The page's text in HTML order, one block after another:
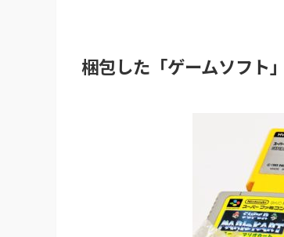
梱包した「ゲームソフト